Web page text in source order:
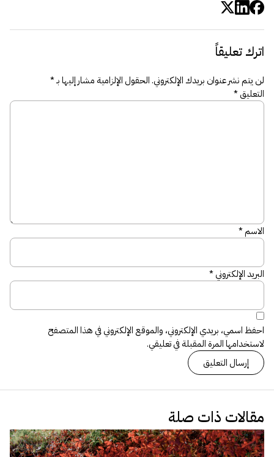
اترك تعليقاً
لن يتم نشر عنوان بريدك الإلكتروني.الحقول الإلزامية مشار إليها بـ*
التعليق*
الاسم*
البريد الإلكتروني*
احفظ اسمي، بريدي الإلكتروني، والموقع الإلكتروني في هذا المتصفح
لاستخدامها المرة المقبلة في تعليقي.
مقالات ذات صلة